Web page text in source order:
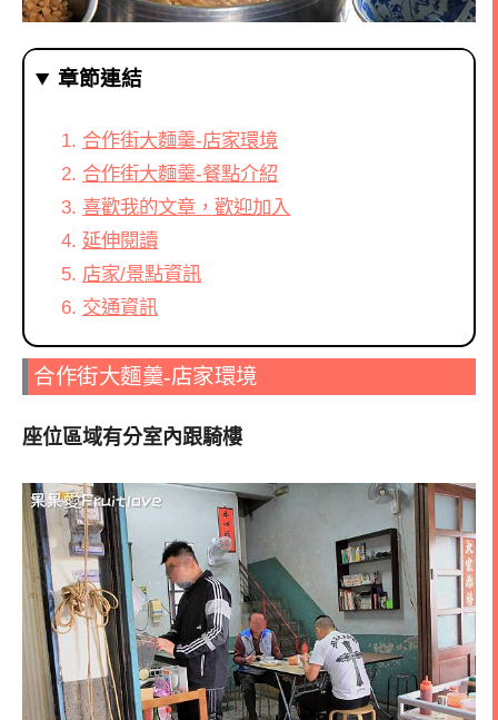
章節連結
合作街大麵羹-店家環境
合作街大麵羹-餐點介紹
喜歡我的文章，歡迎加入
延伸閱讀
店家/景點資訊
交通資訊
合作街大麵羹-店家環境
座位區域有分室內跟騎樓